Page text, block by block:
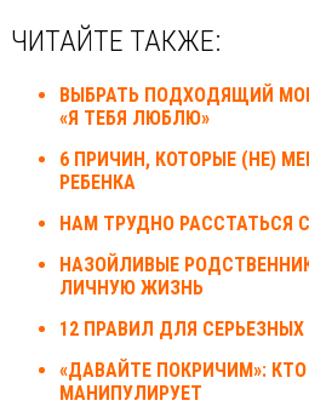
ЧИТАЙТЕ ТАКЖЕ:
ВЫБРАТЬ ПОДХОДЯЩИЙ
«Я ТЕБЯ ЛЮБЛЮ»
6 ПРИЧИН, КОТОРЫЕ (НЕ)
РЕБЕНКА
НАМ ТРУДНО РАССТАТЬСЯ
НАЗОЙЛИВЫЕ
ЛИЧНУЮ ЖИЗНЬ
12 ПРАВИЛ ДЛЯ
«ДАВАЙТЕ ПОКРИЧИМ»:
МАНИПУЛИРУЕТ